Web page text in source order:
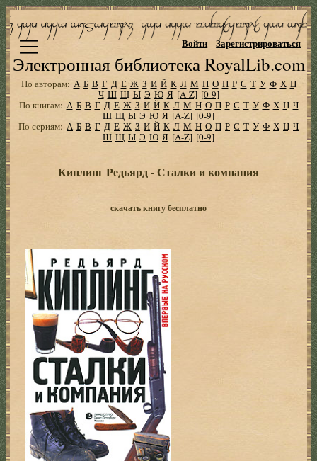
Электронная библиотека RoyalLib.com
Войти Зарегистрироваться
По авторам: А Б В Г Д Е Ж З И Й К Л М Н О П Р С Т У Ф Х Ц
Ч Ш Щ Ы Э Ю Я [A-Z] [0-9]
По книгам: А Б В Г Д Е Ж З И Й К Л М Н О П Р С Т У Ф Х Ц Ч
Ш Щ Ы Э Ю Я [A-Z] [0-9]
По сериям: А Б В Г Д Е Ж З И Й К Л М Н О П Р С Т У Ф Х Ц Ч
Ш Щ Ы Э Ю Я [A-Z] [0-9]
Киплинг Редьярд - Сталки и компания
скачать книгу бесплатно